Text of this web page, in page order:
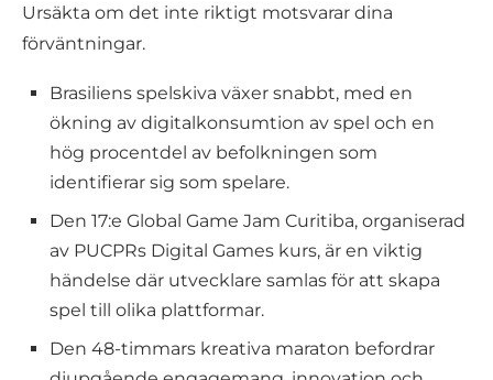
Ursäkta om det inte riktigt motsvarar dina
förväntningar.
Brasiliens spelskiva växer snabbt, med en
ökning av digitalkonsumtion av spel och en
hög procentdel av befolkningen som
identifierar sig som spelare.
Den 17:e Global Game Jam Curitiba, organiserad
av PUCPRs Digital Games kurs, är en viktig
händelse där utvecklare samlas för att skapa
spel till olika plattformar.
Den 48-timmars kreativa maraton befordrar